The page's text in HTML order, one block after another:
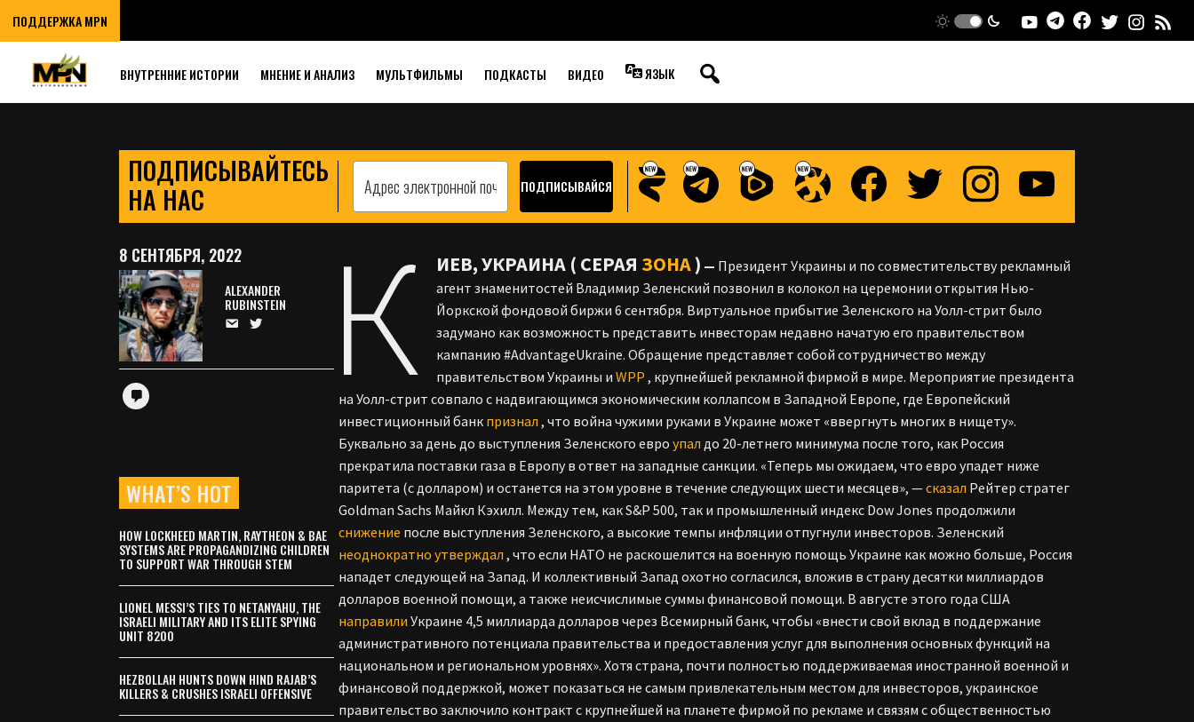
ПОДДЕРЖКА MPN
ВНУТРЕННИЕ ИСТОРИИ МНЕНИЕ И АНАЛИЗ МУЛЬТФИЛЬМЫ ПОДКАСТЫ ВИДЕО ЯЗЫК
НИЖЕ ДОЛЛАРА
ПОДПИСЫВАЙТЕСЬ
НА НАС
К ИЕВ, УКРАИНА ( СЕРАЯ ЗОНА) — Президент Украины и по совместительству рекламный
агент знаменитостей Владимир Зеленский позвонил в колокол на церемонии открытия Нью-
Йоркской фондовой биржи 6 сентября. Виртуальное прибытие Зеленского на Уолл-стрит было
задумано как возможность представить инвесторам недавно начатую его правительством
кампанию #AdvantageUkraine. Обращение представляет собой сотрудничество между
правительством Украины и WPP , крупнейшей рекламной фирмой в мире. Мероприятие президента
на Уолл-стрит совпало с надвигающимся экономическим коллапсом в Западной Европе, где Европейский
инвестиционный банк признал , что война чужими руками в Украине может «ввергнуть многих в нищету».
Буквально за день до выступления Зеленского евроупал до 20-летнего минимума после того, как Россия
прекратила поставки газа в Европу в ответ на западные санкции. «Теперь мы ожидаем, что евро упадет ниже
паритета (с долларом) и останется на этом уровне в течение следующих шести месяцев», —сказал Рейтер стратег
Goldman Sachs Майкл Кэхилл. Между тем, как S&P 500, так и промышленный индекс Dow Jones продолжили
снижение после выступления Зеленского, а высокие темпы инфляции отпугнули инвесторов. Зеленский
неоднократно утверждал , что если НАТО не раскошелится на военную помощь Украине как можно больше, Россия
нападет следующей на Запад. И коллективный Запад охотно согласился, вложив в страну десятки миллиардов
долларов военной помощи, а также неисчислимые суммы финансовой помощи. В августе этого года США
направили Украине 4,5 миллиарда долларов через Всемирный банк, чтобы «внести свой вклад в поддержание
административного потенциала правительства и предоставления услуг для выполнения основных функций на
национальном и региональном уровнях». Хотя страна, почти полностью поддерживаемая иностранной военной и
финансовой поддержкой, может показаться не самым привлекательным местом для инвесторов, украинское
правительство заключило контракт с крупнейшей на планете фирмой по рекламе и связям с общественностью
8 СЕНТЯБРЯ, 2022
ALEXANDER
RUBINSTEIN
WHAT’S HOT
HOW LOCKHEED MARTIN, RAYTHEON & BAE
SYSTEMS ARE PROPAGANDIZING CHILDREN
TO SUPPORT WAR THROUGH STEM
LIONEL MESSI’S TIES TO NETANYAHU, THE
ISRAELI MILITARY AND ITS ELITE SPYING
UNIT 8200
HEZBOLLAH HUNTS DOWN HIND RAJAB’S
KILLERS & CRUSHES ISRAELI OFFENSIVE